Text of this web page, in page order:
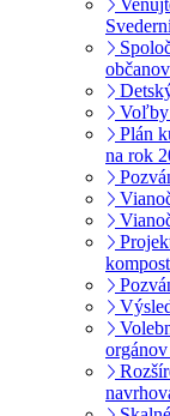
občanov
Voľby
Plán
na rok